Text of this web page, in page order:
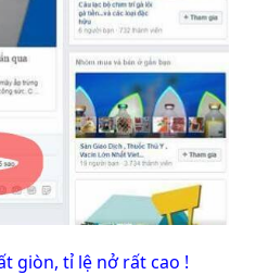
giòn, tỉ lệ nở rất cao !